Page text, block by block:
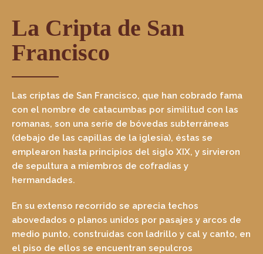
La Cripta de San
Francisco
Las criptas de San Francisco, que han cobrado fama
con el nombre de catacumbas por similitud con las
romanas, son una serie de bóvedas subterráneas
(debajo de las capillas de la iglesia), éstas se
emplearon hasta principios del siglo XIX, y sirvieron
de sepultura a miembros de cofradías y
hermandades.
En su extenso recorrido se aprecia techos
abovedados o planos unidos por pasajes y arcos de
medio punto, construidas con ladrillo y cal y canto, en
el piso de ellos se encuentran sepulcros